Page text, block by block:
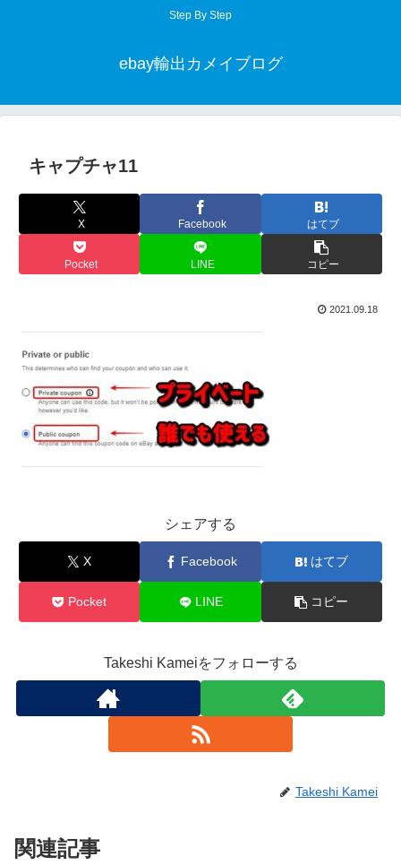
Step By Step
ebay輸出カメイブログ
キャプチャ11
X Facebook はてブ
Pocket LINE コピー
2021.09.18
シェアする
X Facebook はてブ
Pocket LINE コピー
Takeshi Kameiをフォローする
Takeshi Kamei
関連記事